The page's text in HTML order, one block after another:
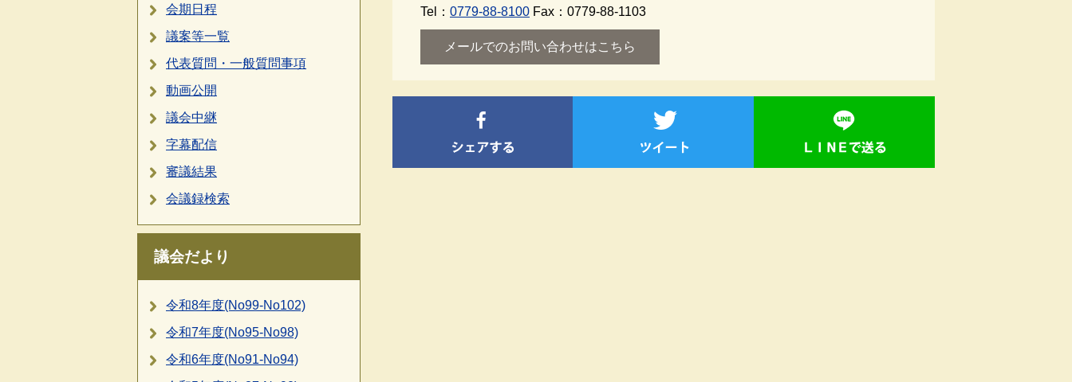
会期日程
議案等一覧
代表質問・一般質問事項
動画公開
議会中継
字幕配信
審議結果
会議録検索
議会だより
令和8年度(No99-No102)
令和7年度(No95-No98)
令和6年度(No91-No94)
Tel： 0779-88-8100 Fax：0779-88-1103
メールでのお問い合わせはこちら